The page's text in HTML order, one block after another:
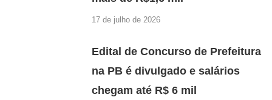
17 de julho de 2026
Edital de Concurso de Prefeitura
na PB é divulgado e salários
chegam até R$ 6 mil